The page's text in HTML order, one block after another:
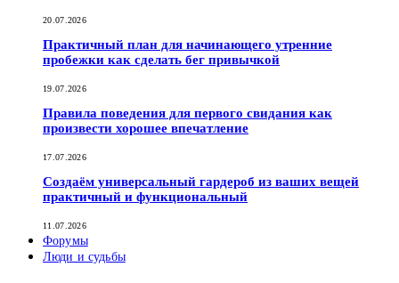
20.07.2026
Практичный план для начинающего утренние
пробежки как сделать бег привычкой
19.07.2026
Правила поведения для первого свидания как
произвести хорошее впечатление
17.07.2026
Создаём универсальный гардероб из ваших вещей
практичный и функциональный
11.07.2026
Форумы
Люди и судьбы